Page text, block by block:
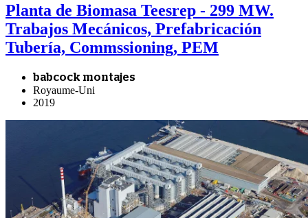
Planta de Biomasa Teesrep - 299 MW.
Trabajos Mecánicos, Prefabricación
Tubería, Commssioning, PEM
babcock montajes
Royaume-Uni
2019